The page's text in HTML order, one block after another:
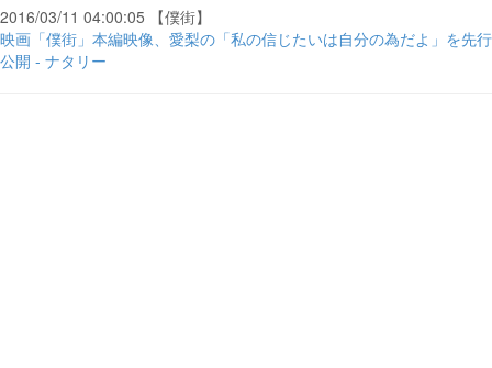
2016/03/11 04:00:05 【僕街】
映画「僕街」本編映像、愛梨の「私の信じたいは自分の為だよ」を先行
公開 - ナタリー